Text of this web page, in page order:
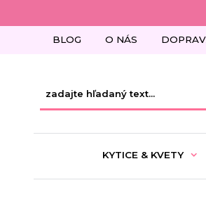
BLOG O NÁS
KYTICE & KVETY